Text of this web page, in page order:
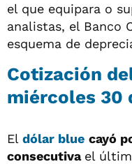
el que equipara o
analistas, el Banco
esquema de
Cotización
miércoles 30
El dólar blue cayó
consecutiva el